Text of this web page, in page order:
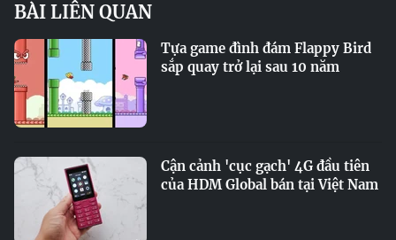
BÀI LIÊN QUAN
Tựa game đình đám Flappy Bird
sắp quay trở lại sau 10 năm
Cận cảnh 'cục gạch' 4G đầu tiên
của HDM Global bán tại Việt Nam